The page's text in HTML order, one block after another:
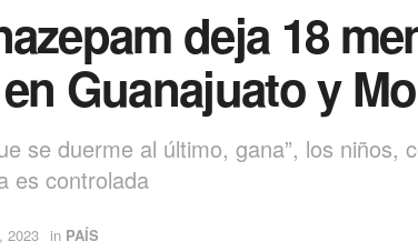
deja 18
Guanajuato y
se duerme al último, gana”, los niños,
es controlada
2023 in PAÍS